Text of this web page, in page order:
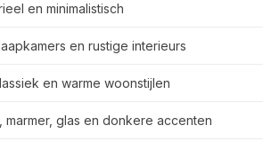
en minimalistisch
en rustige interieurs
en warme woonstijlen
marmer, glas en donkere accenten